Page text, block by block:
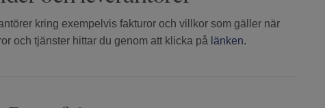
kring exempelvis fakturor och villkor som gäller när
och tjänster hittar du genom att klicka på länken.